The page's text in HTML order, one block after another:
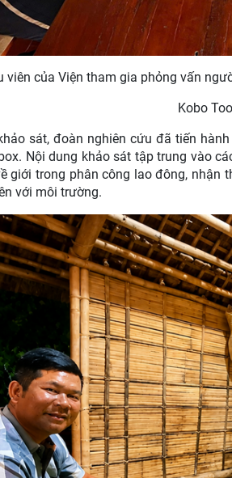
viên của Viện tham gia phỏng vấn
Kobo
sát, đoàn nghiên cứu đã tiến
Nội dung khảo sát tập trung vào
giới trong phân công lao đông,
với môi trường.